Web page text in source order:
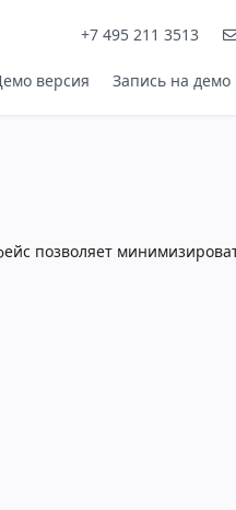
+7 495 211 3513
версия Запись на демо
позволяет